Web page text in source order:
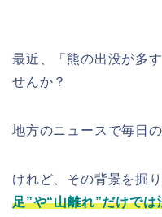
最近、「熊の出没が多
せんか？
地方のニュースで毎日
けれど、その背景を掘
足”や“山離れ”だけで